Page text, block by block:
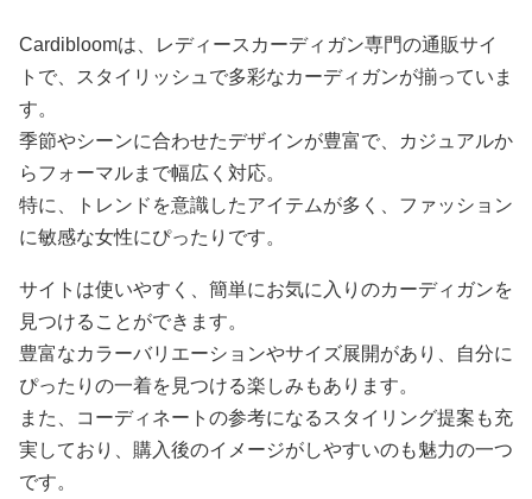
Cardibloomは、レディースカーディガン専門の通販サイ
トで、スタイリッシュで多彩なカーディガンが揃っていま
す。
季節やシーンに合わせたデザインが豊富で、カジュアルか
らフォーマルまで幅広く対応。
特に、トレンドを意識したアイテムが多く、ファッション
に敏感な女性にぴったりです。
サイトは使いやすく、簡単にお気に入りのカーディガンを
見つけることができます。
豊富なカラーバリエーションやサイズ展開があり、自分に
ぴったりの一着を見つける楽しみもあります。
また、コーディネートの参考になるスタイリング提案も充
実しており、購入後のイメージがしやすいのも魅力の一つ
です。